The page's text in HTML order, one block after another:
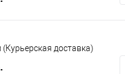
(Курьерская доставка)